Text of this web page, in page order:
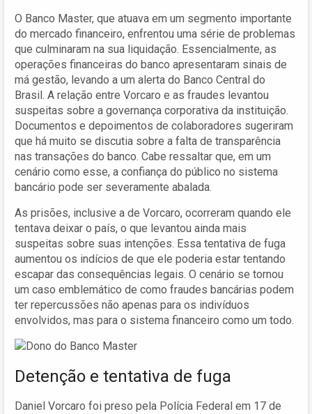
O Banco Master, que atuava em um segmento importante
do mercado financeiro, enfrentou uma série de problemas
que culminaram na sua liquidação. Essencialmente, as
operações financeiras do banco apresentaram sinais de
má gestão, levando a um alerta do Banco Central do
Brasil. A relação entre Vorcaro e as fraudes levantou
suspeitas sobre a governança corporativa da instituição.
Documentos e depoimentos de colaboradores sugeriram
que há muito se discutia sobre a falta de transparência
nas transações do banco. Cabe ressaltar que, em um
cenário como esse, a confiança do público no sistema
bancário pode ser severamente abalada.
As prisões, inclusive a de Vorcaro, ocorreram quando ele
tentava deixar o país, o que levantou ainda mais
suspeitas sobre suas intenções. Essa tentativa de fuga
aumentou os indícios de que ele poderia estar tentando
escapar das consequências legais. O cenário se tornou
um caso emblemático de como fraudes bancárias podem
ter repercussões não apenas para os indivíduos
envolvidos, mas para o sistema financeiro como um todo.
Detenção e tentativa de fuga
Daniel Vorcaro foi preso pela Polícia Federal em 17 de